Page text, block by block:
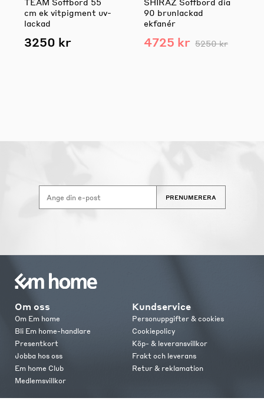
cm ek vitpigment uv-
lackad
3250 kr
90 brunlackad
ekfanér
4725 kr 5250 kr
PRENUMERERA
Om oss
Om Em home
Bli Em home-handlare
Presentkort
Jobba hos oss
Em home Club
Medlemsvillkor
Kundservice
Personuppgifter & cookies
Cookiepolicy
Köp- & leveransvillkor
Frakt och leverans
Retur & reklamation